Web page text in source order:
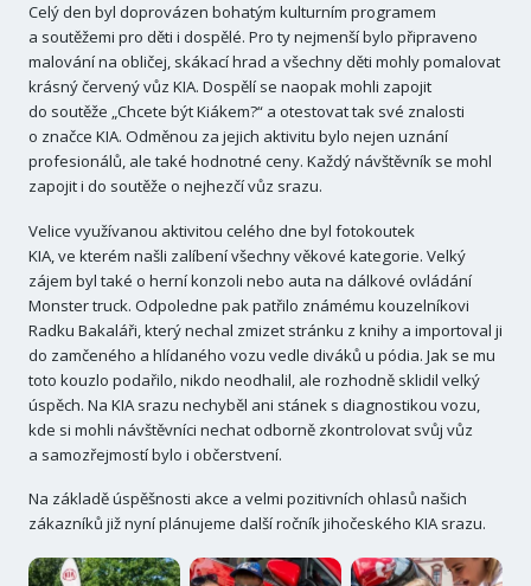
Celý den byl doprovázen bohatým kulturním programem
a soutěžemi pro děti i dospělé. Pro ty nejmenší bylo připraveno
malování na obličej, skákací hrad a všechny děti mohly pomalovat
krásný červený vůz KIA. Dospělí se naopak mohli zapojit
do soutěže „Chcete být Kiákem?“ a otestovat tak své znalosti
o značce KIA. Odměnou za jejich aktivitu bylo nejen uznání
profesionálů, ale také hodnotné ceny. Každý návštěvník se mohl
zapojit i do soutěže o nejhezčí vůz srazu.
Velice využívanou aktivitou celého dne byl fotokoutek
KIA, ve kterém našli zalíbení všechny věkové kategorie. Velký
zájem byl také o herní konzoli nebo auta na dálkové ovládání
Monster truck. Odpoledne pak patřilo známému kouzelníkovi
Radku Bakaláři, který nechal zmizet stránku z knihy a importoval ji
do zamčeného a hlídaného vozu vedle diváků u pódia. Jak se mu
toto kouzlo podařilo, nikdo neodhalil, ale rozhodně sklidil velký
úspěch. Na KIA srazu nechyběl ani stánek s diagnostikou vozu,
kde si mohli návštěvníci nechat odborně zkontrolovat svůj vůz
a samozřejmostí bylo i občerstvení.
Na základě úspěšnosti akce a velmi pozitivních ohlasů našich
zákazníků již nyní plánujeme další ročník jihočeského KIA srazu.